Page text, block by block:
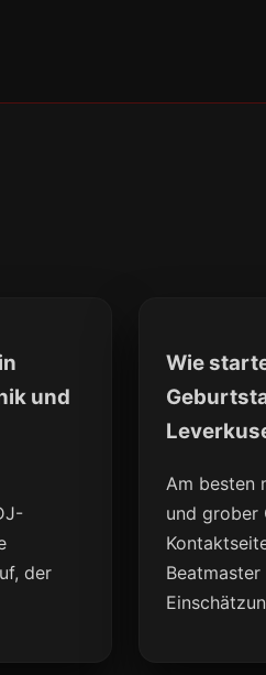
und
der
Wie
Am besten
und grober